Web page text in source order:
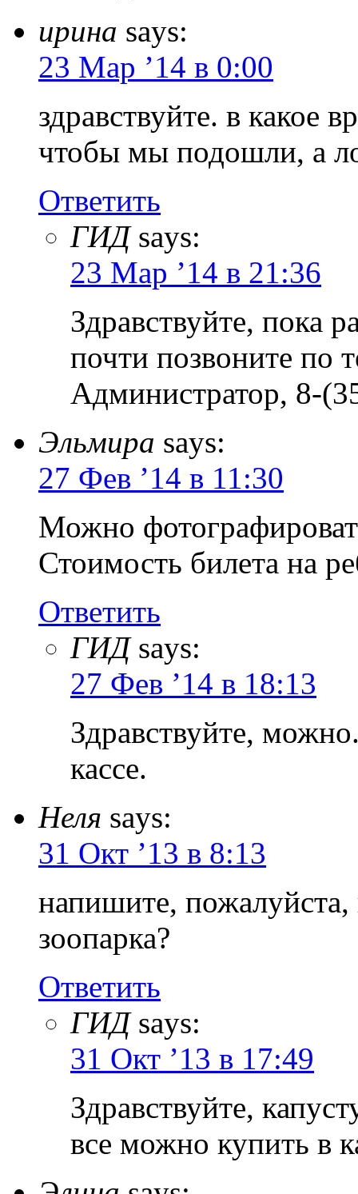
ирина says:
23 Мар ’14 в 0:00
здравствуйте. в какое
чтобы мы подошли, а
Ответить
ГИД says:
23 Мар ’14 в 21:36
Здравствуйте, пока
почти позвоните по
Администратор, 8-
Эльмира says:
27 Фев ’14 в 11:30
Можно
Стоимость билета на
Ответить
ГИД says:
27 Фев ’14 в 18:13
Здравствуйте,
кассе.
Неля says:
31 Окт ’13 в 8:13
напишите, пожалуйста,
зоопарка?
Ответить
ГИД says:
31 Окт ’13 в 17:49
Здравствуйте,
все можно купить в